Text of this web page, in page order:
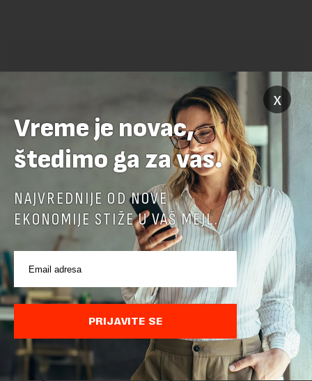
POVEZANI SADRŽAJI
Šta vredi lustracija ako su novci na sigurnom:
Posle promena doneti specijalni zakon o
x
Vreme je novac,
štedimo ga za vas.
NAJVREDNIJE OD NOVE
EKONOMIJE STIŽE U VAŠ MEJL.
PRIJAVITE SE